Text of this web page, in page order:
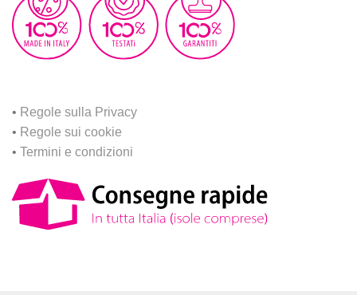
• Regole sulla Privacy
• Regole sui cookie
• Termini e condizioni